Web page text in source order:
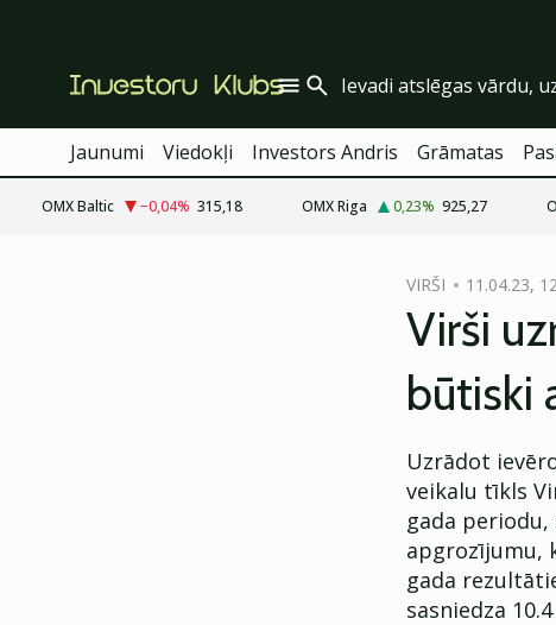
Jaunumi Viedokļi Investors Andris Grāmatas
OMX Baltic −0,04% 315,18 OMX Riga 0,23% 925,27
VIRŠI 11.04.23,
Virši
būtiski
Uzrādot
veikalu tīkls
gada
apgrozījumu,
gada
sasniedza